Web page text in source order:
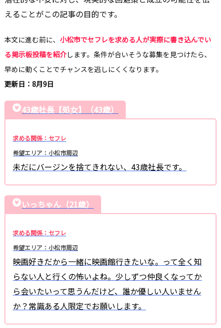
えることがこの記事の目的です。
本文に進む前に、 小松市でセフレを求める人が実際に書き込んでい
る掲示板投稿を紹介します。条件が合いそうな募集を見つけたら、
早めに動くことでチャンスを逃しにくくなります。
更新日：8月9日
43歳社長【処女】（43歳）
求める関係：セフレ
希望エリア：小松市周辺
未だにバージンを捨てきれない、43歳社長です。
いっちゃん（21歳）
求める関係：セフレ
希望エリア：小松市周辺
映画好きだから一緒に映画館行きたいな。って全く知
らない人と行くの怖いよね。少しずつ仲良くなってか
ら会いたいって思うんだけど、誰か優しい人いません
か？常識ある人限定でお願いします。